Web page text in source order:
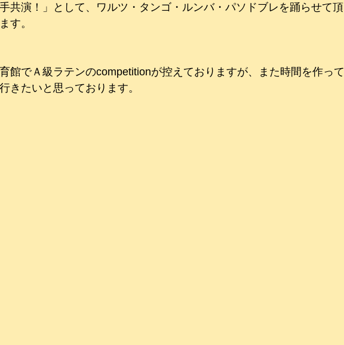
共演！」として、ワルツ・タンゴ・ルンバ・パソドブレを踊らせて頂
す。
館でＡ級ラテンのcompetitionが控えておりますが、また時間を作って
きたいと思っております。